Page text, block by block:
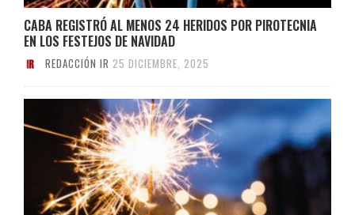
CABA REGISTRÓ AL MENOS 24 HERIDOS POR PIROTECNIA
EN LOS FESTEJOS DE NAVIDAD
REDACCIÓN IR 25 DICIEMBRE, 2025